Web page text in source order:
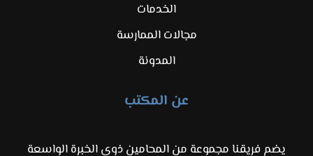
الخدمات
مجالات الممارسة
المدونة
عن المكتب
يضم فريقنا مجموعة من المحامين ذوي الخبرة الواسعة